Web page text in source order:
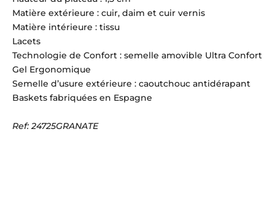
Matière extérieure : cuir, daim et cuir vernis
Matière intérieure : tissu
Lacets
Technologie de Confort : semelle amovible Ultra Confort
Gel Ergonomique
Semelle d’usure extérieure : caoutchouc antidérapant
Baskets fabriquées en Espagne
Ref: 24725GRANATE